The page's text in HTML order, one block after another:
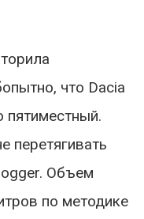
что Dacia
пятиместный.
перетягивать
Объем
по методике